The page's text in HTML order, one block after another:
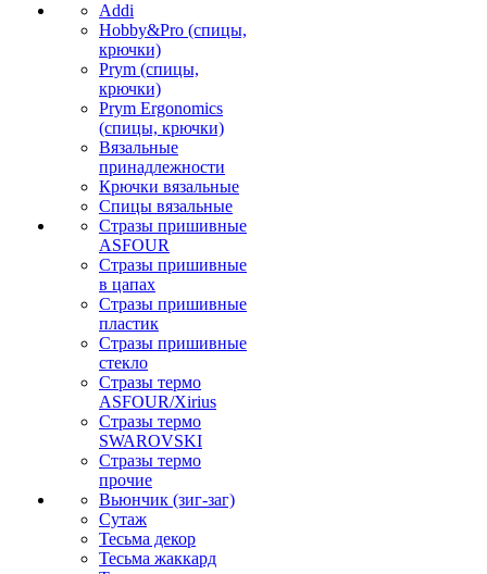
Addi
Hobby&Pro (спицы,
крючки)
Prym (спицы,
крючки)
Prym Ergonomics
(спицы, крючки)
Вязальные
принадлежности
Крючки вязальные
Спицы вязальные
Стразы пришивные
ASFOUR
Стразы пришивные
в цапах
Стразы пришивные
пластик
Стразы пришивные
стекло
Стразы термо
ASFOUR/Xirius
Стразы термо
SWAROVSKI
Стразы термо
прочие
Вьюнчик (зиг-заг)
Сутаж
Тесьма декор
Тесьма жаккард